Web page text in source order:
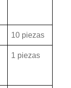
10 piezas
1 piezas